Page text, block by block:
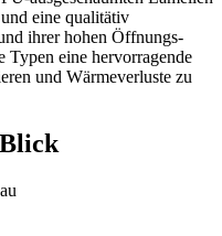
eine qualitätiv
ihrer hohen Öffnungs-
Typen eine hervorragende
und Wärmeverluste zu